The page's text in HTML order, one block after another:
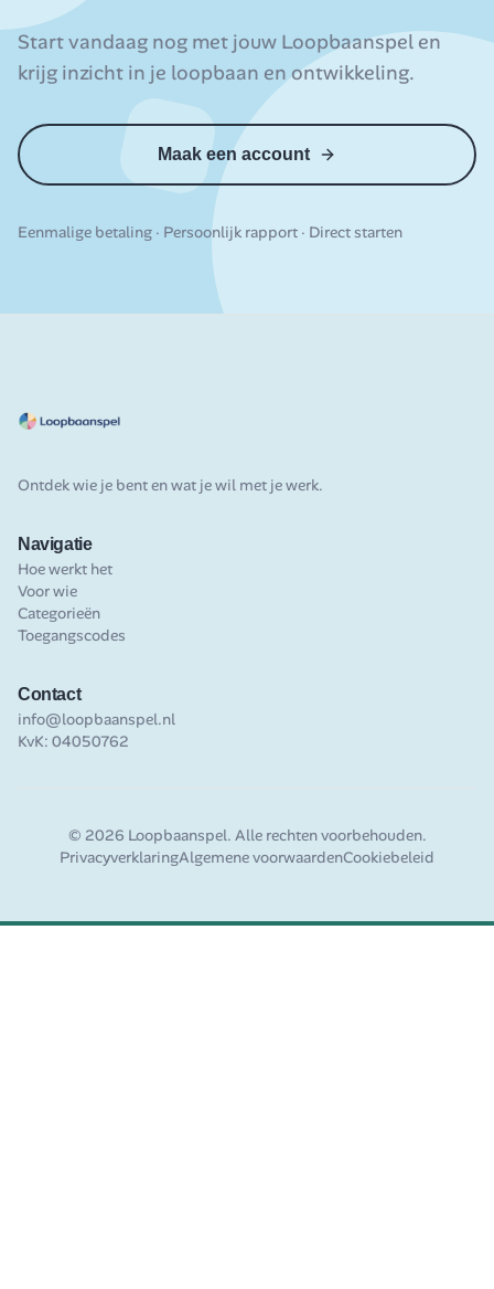
Start vandaag nog met jouw Loopbaanspel en
krijg inzicht in je loopbaan en ontwikkeling.
Maak een account
Eenmalige betaling · Persoonlijk rapport · Direct starten
Ontdek wie je bent en wat je wil met je werk.
Navigatie
Hoe werkt het
Voor wie
Categorieën
Toegangscodes
Contact
info@loopbaanspel.nl
KvK: 04050762
© 2026 Loopbaanspel. Alle rechten voorbehouden.
PrivacyverklaringAlgemene voorwaardenCookiebeleid